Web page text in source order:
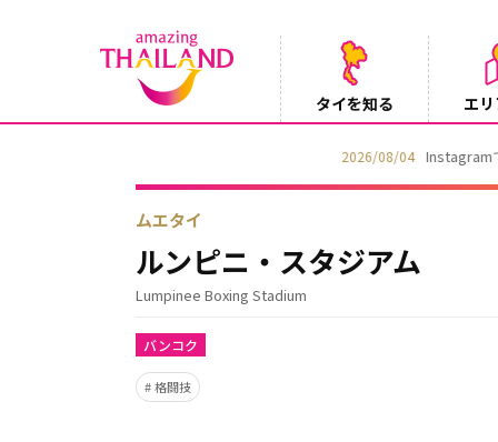
タイを知る エ
Instagramでタイパンツを当てようキャン
ムエタイ
ルンピニ・スタジアム
Lumpinee Boxing Stadium
バンコク
格闘技